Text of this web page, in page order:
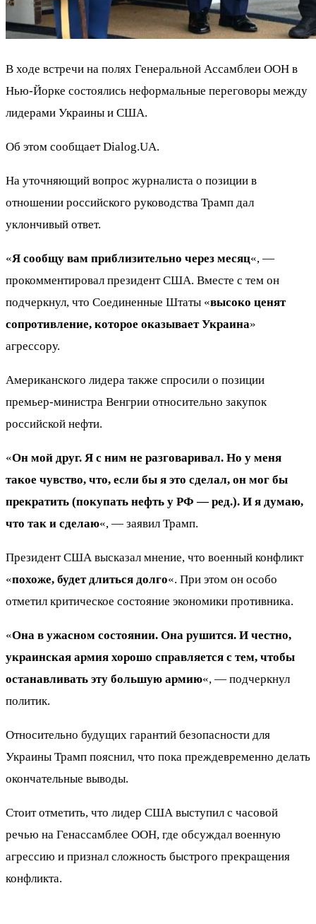
В ходе встречи на полях Генеральной Ассамблеи ООН в
Нью-Йорке состоялись неформальные переговоры между
лидерами Украины и США.
Об этом сообщает Dialog.UA.
На уточняющий вопрос журналиста о позиции в
отношении российского руководства Трамп дал
уклончивый ответ.
«Я сообщу вам приблизительно через месяц«, —
прокомментировал президент США. Вместе с тем он
подчеркнул, что Соединенные Штаты «высоко ценят
сопротивление, которое оказывает Украина»
агрессору.
Американского лидера также спросили о позиции
премьер-министра Венгрии относительно закупок
российской нефти.
«Он мой друг. Я с ним не разговаривал. Но у меня
такое чувство, что, если бы я это сделал, он мог бы
прекратить (покупать нефть у РФ — ред.). И я думаю,
что так и сделаю«, — заявил Трамп.
Президент США высказал мнение, что военный конфликт
«похоже, будет длиться долго«. При этом он особо
отметил критическое состояние экономики противника.
«Она в ужасном состоянии. Она рушится. И честно,
украинская армия хорошо справляется с тем, чтобы
останавливать эту большую армию«, — подчеркнул
политик.
Относительно будущих гарантий безопасности для
Украины Трамп пояснил, что пока преждевременно делать
окончательные выводы.
Стоит отметить, что лидер США выступил с часовой
речью на Генассамблее ООН, где обсуждал военную
агрессию и признал сложность быстрого прекращения
конфликта.